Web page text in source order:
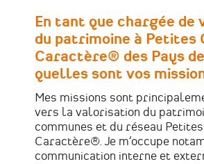
En tant que chargée de
du patrimoine à Petites
Caractère® des Pays
quelles sont vos
Mes missions sont
vers la valorisation du
communes et du réseau
Caractère®. Je m’occupe
communication interne et